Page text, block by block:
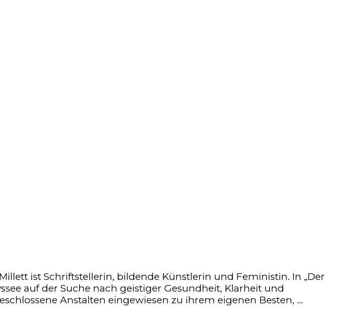
ist Schriftstellerin, bildende Künstlerin und Feministin. In „Der
auf der Suche nach geistiger Gesundheit, Klarheit und
Anstalten eingewiesen zu ihrem eigenen Besten, …